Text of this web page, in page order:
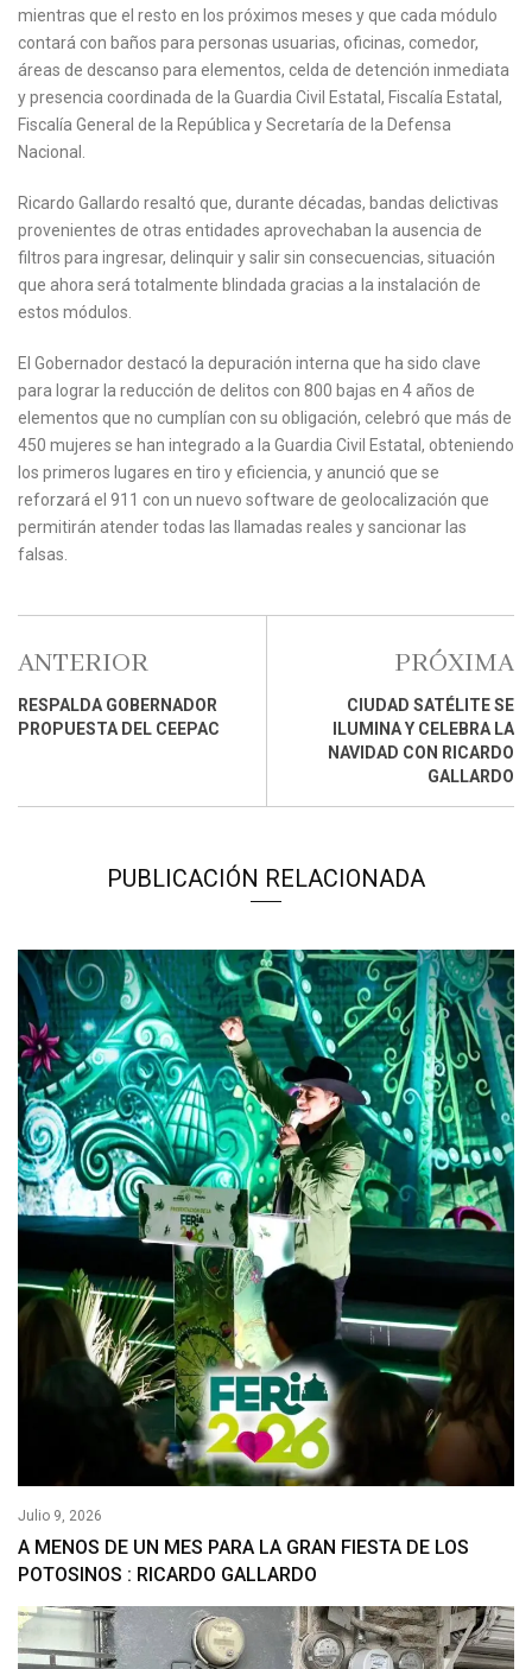
mientras que el resto en los próximos meses y que cada módulo
contará con baños para personas usuarias, oficinas, comedor,
áreas de descanso para elementos, celda de detención inmediata
y presencia coordinada de la Guardia Civil Estatal, Fiscalía Estatal,
Fiscalía General de la República y Secretaría de la Defensa
Nacional.
Ricardo Gallardo resaltó que, durante décadas, bandas delictivas
provenientes de otras entidades aprovechaban la ausencia de
filtros para ingresar, delinquir y salir sin consecuencias, situación
que ahora será totalmente blindada gracias a la instalación de
estos módulos.
El Gobernador destacó la depuración interna que ha sido clave
para lograr la reducción de delitos con 800 bajas en 4 años de
elementos que no cumplían con su obligación, celebró que más de
450 mujeres se han integrado a la Guardia Civil Estatal, obteniendo
los primeros lugares en tiro y eficiencia, y anunció que se
reforzará el 911 con un nuevo software de geolocalización que
permitirán atender todas las llamadas reales y sancionar las
falsas.
ANTERIOR
RESPALDA GOBERNADOR
PROPUESTA DEL CEEPAC
PRÓXIMA
CIUDAD SATÉLITE SE
ILUMINA Y CELEBRA LA
NAVIDAD CON RICARDO
GALLARDO
PUBLICACIÓN RELACIONADA
Julio 9, 2026
A MENOS DE UN MES PARA LA GRAN FIESTA DE LOS
POTOSINOS : RICARDO GALLARDO